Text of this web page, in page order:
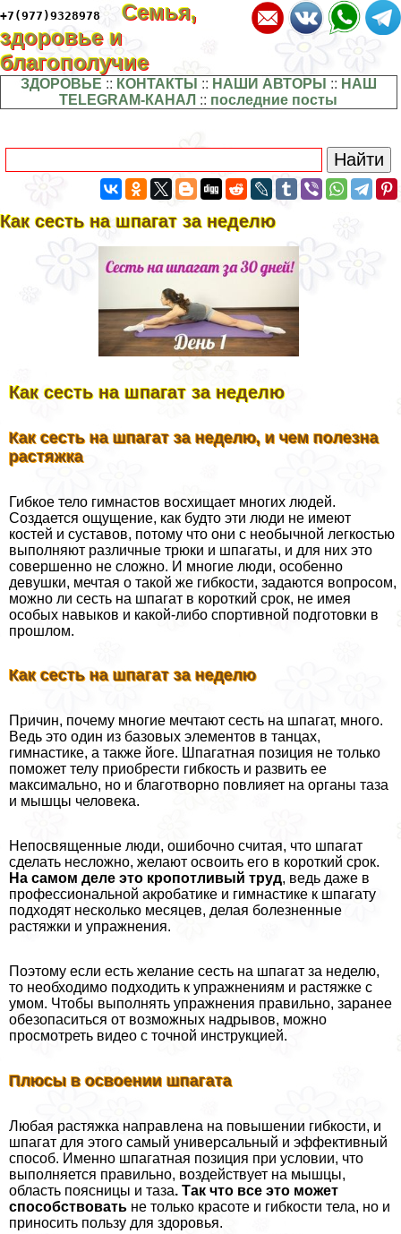
+7(977)9328978
Семья,
здоровье и
благополучие
ЗДОРОВЬЕ :: КОНТАКТЫ :: НАШИ АВТОРЫ :: НАШ
TELEGRAM-КАНАЛ :: последние посты
Как сесть на шпагат за неделю
Как сесть на шпагат за неделю
Как сесть на шпагат за неделю, и чем полезна
растяжка
Гибкое тело гимнастов восхищает многих людей.
Создается ощущение, как будто эти люди не имеют
костей и суставов, потому что они с необычной легкостью
выполняют различные трюки и шпагаты, и для них это
совершенно не сложно. И многие люди, особенно
дeвyшки, мечтая о такой же гибкости, задаются вопросом,
можно ли сесть на шпагат в короткий срок, не имея
особых навыков и какой-либо спортивной подготовки в
прошлом.
Как сесть на шпагат за неделю
Причин, почему многие мечтают сесть на шпагат, много.
Ведь это один из базовых элементов в танцах,
гимнастике, а также йоге. Шпагатная позиция не только
поможет телу приобрести гибкость и развить ее
максимально, но и благотворно повлияет на органы таза
и мышцы человека.
Непосвященные люди, ошибочно считая, что шпагат
сделать несложно, желают освоить его в короткий срок.
На самом деле это кропотливый труд, ведь даже в
профессиональной акробатике и гимнастике к шпагату
подходят несколько месяцев, делая болезненные
растяжки и упражнения.
Поэтому если есть желание сесть на шпагат за неделю,
то необходимо подходить к упражнениям и растяжке с
умом. Чтобы выполнять упражнения правильно, заранее
обезопаситься от возможных надрывов, можно
просмотреть видео с точной инструкцией.
Плюсы в освоении шпагата
Любая растяжка направлена на повышении гибкости, и
шпагат для этого самый универсальный и эффективный
способ. Именно шпагатная позиция при условии, что
выполняется правильно, воздействует на мышцы,
область поясницы и таза. Так что все это может
способствовать не только красоте и гибкости тела, но и
приносить пользу для здоровья.